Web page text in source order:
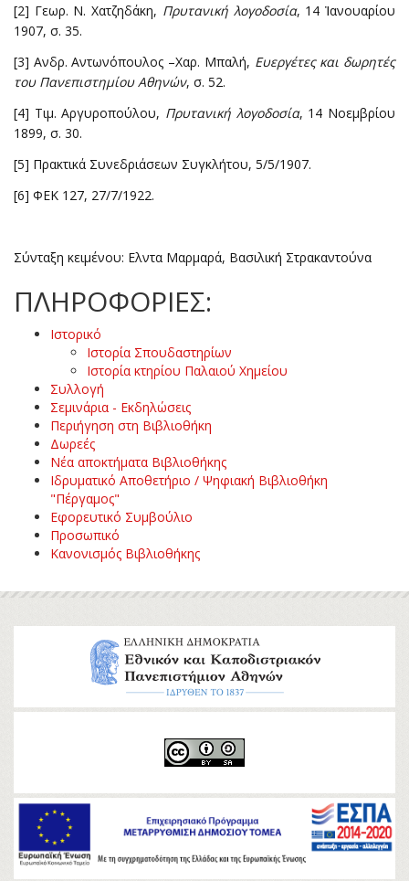
[2] Γεωρ. Ν. Χατζηδάκη, Πρυτανική λογοδοσία, 14 Ἰανουαρίου
1907, σ. 35.
[3] Ανδρ. Αντωνόπουλος –Χαρ. Μπαλή, Ευεργέτες και δωρητές
του Πα­νε­πιστημίου Αθηνών, σ. 52.
[4] Τιμ. Αργυροπούλου, Πρυτανική λογοδοσία, 14 Νοεμβρίου
1899, σ. 30.
[5] Πρακτικά Συνεδριάσεων Συγκλήτου, 5/5/1907.
[6] ΦΕΚ 127, 27/7/1922.
Σύνταξη κειμένου: Ελντα Μαρμαρά, Βασιλική Στρακαντούνα
ΠΛΗΡΟΦΟΡΙΕΣ:
Ιστορικό
Ιστορία Σπουδαστηρίων
Ιστορία κτηρίου Παλαιού Χημείου
Συλλογή
Σεμινάρια - Εκδηλώσεις
Περιήγηση στη Βιβλιοθήκη
Δωρεές
Νέα αποκτήματα Βιβλιοθήκης
Ιδρυματικό Αποθετήριο / Ψηφιακή Βιβλιοθήκη
"Πέργαμος"
Εφορευτικό Συμβούλιο
Προσωπικό
Κανονισμός Βιβλιοθήκης